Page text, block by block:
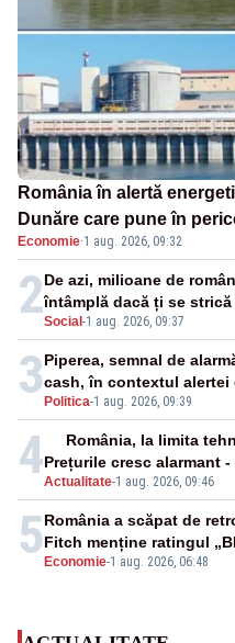
România în alertă
Dunăre care pune în
cunoscută de pe vremea
Economie·1 aug. 2026, 09:32
2Social -1 aug. 2026, 09:37
De azi, milioane de
întâmplă dacă ți se
3 Politica-1 aug. 2026, 09:39
Piperea, semnal de
cash, în contextul alertei
4Actualitate-1 aug. 2026, 09:46
România, la limita
Prețurile cresc alarmant
5 Economie-1 aug. 2026, 06:48
România a scăpat de
Fitch menține ratingul